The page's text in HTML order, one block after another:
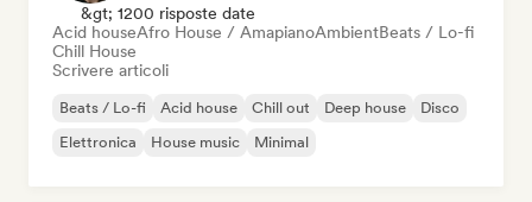
&gt; 1200 risposte date
Acid houseAfro House / AmapianoAmbientBeats / Lo-fi
Chill House
Scrivere articoli
Beats / Lo-fi Acid house Chill out Deep house
Disco
Elettronica
House music Minimal